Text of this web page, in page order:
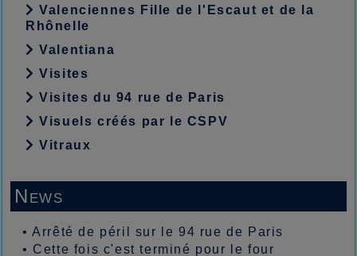
Valenciennes Fille de l'Escaut et de la
Rhônelle
Valentiana
Visites
Visites du 94 rue de Paris
Visuels créés par le CSPV
Vitraux
News
•Arrêté de péril sur le 94 rue de Paris
• Cette fois c'est terminé pour le four